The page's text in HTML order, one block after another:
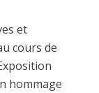
et
cours de
hommage